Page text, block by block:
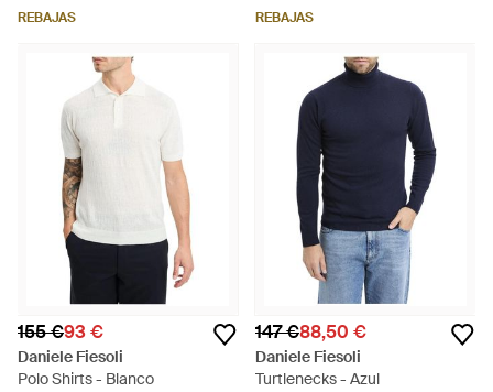
REBAJAS REBAJAS
155 €93 €
Daniele Fiesoli
Polo Shirts - Blanco
147 €88,50 €
Daniele Fiesoli
Turtlenecks - Azul